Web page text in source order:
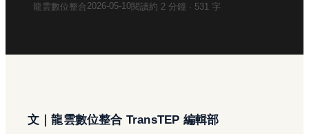
龍雲數位整合2026-05-10閱讀約 2 分鐘 · 531 字
文｜龍雲數位整合 TransTEP 編輯部